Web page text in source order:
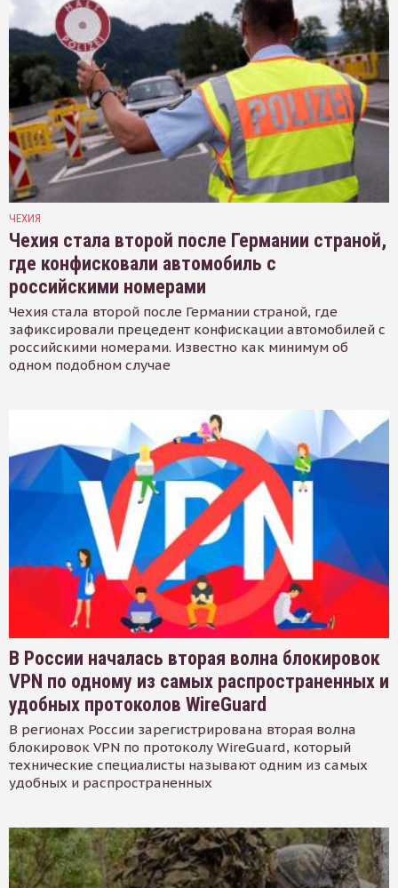
ЧЕХИЯ
Чехия стала второй после Германии страной,
где конфисковали автомобиль с
российскими номерами
Чехия стала второй после Германии страной, где
зафиксировали прецедент конфискации автомобилей с
российскими номерами. Известно как минимум об
одном подобном случае
В России началась вторая волна блокировок
VPN по одному из самых распространенных и
удобных протоколов WireGuard
В регионах России зарегистрирована вторая волна
блокировок VPN по протоколу WireGuard, который
технические специалисты называют одним из самых
удобных и распространенных